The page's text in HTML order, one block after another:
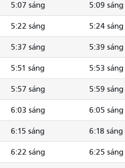
5:07 sáng 5:09 sáng
5:22 sáng 5:24 sáng
5:37 sáng 5:39 sáng
5:51 sáng 5:53 sáng
5:57 sáng 5:59 sáng
6:03 sáng 6:05 sáng
6:15 sáng 6:18 sáng
6:22 sáng 6:25 sáng